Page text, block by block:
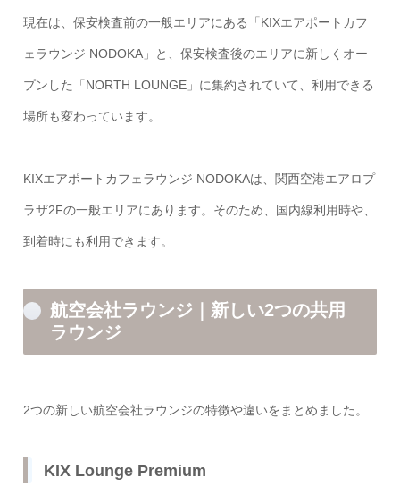
現在は、保安検査前の一般エリアにある「KIXエアポートカフ
ェラウンジ NODOKA」と、保安検査後のエリアに新しくオー
プンした「NORTH LOUNGE」に集約されていて、利用できる
場所も変わっています。
KIXエアポートカフェラウンジ NODOKAは、関西空港エアロプ
ラザ2Fの一般エリアにあります。そのため、国内線利用時や、
到着時にも利用できます。
航空会社ラウンジ｜新しい2つの共用
ラウンジ
2つの新しい航空会社ラウンジの特徴や違いをまとめました。
KIX Lounge Premium